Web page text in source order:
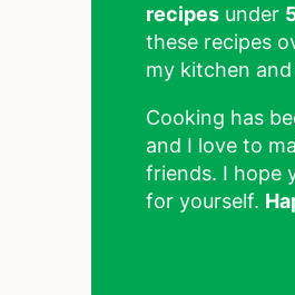
recipes under
these recipes
my kitchen
Cooking has
and I love to
friends. I hope
for yourself.